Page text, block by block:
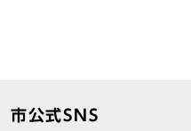
市公式SNS